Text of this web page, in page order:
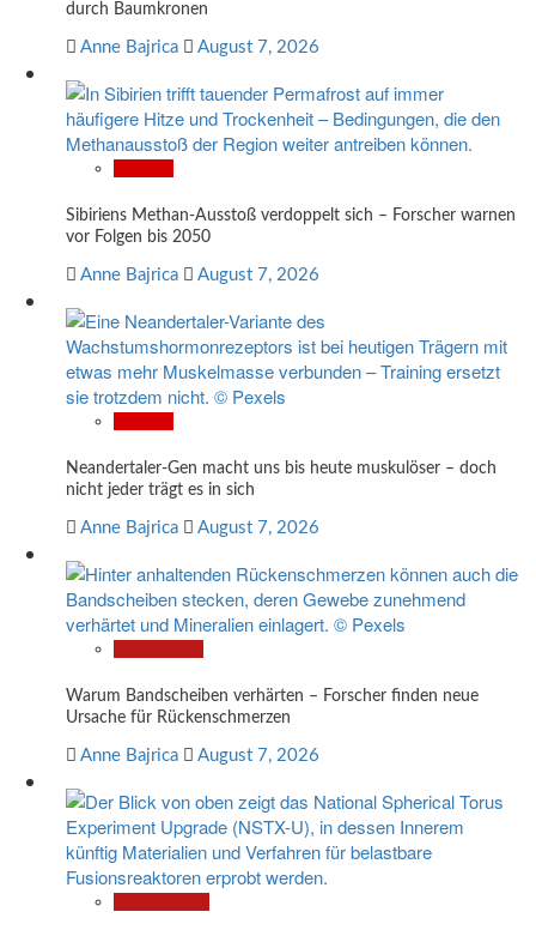
durch Baumkronen
Anne Bajrica August 7, 2026
Sibiriens Methan-Ausstoß verdoppelt sich – Forscher warnen
vor Folgen bis 2050
Anne Bajrica August 7, 2026
Neandertaler-Gen macht uns bis heute muskulöser – doch
nicht jeder trägt es in sich
Anne Bajrica August 7, 2026
Warum Bandscheiben verhärten – Forscher finden neue
Ursache für Rückenschmerzen
Anne Bajrica August 7, 2026